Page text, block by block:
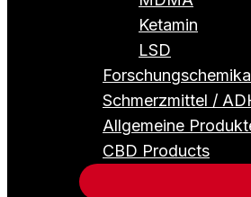
Ketamin
LSD
Schmerzmittel /
Allgemeine
CBD Products